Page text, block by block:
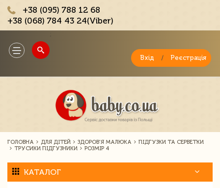
+38 (095) 788 12 68
+38 (068) 784 43 24(Viber)
Toggle
navigation
Вхід / Реєстрація
ГОЛОВНА ДЛЯ ДІТЕЙ ЗДОРОВ'Я МАЛЮКА
ПІДГУЗКИ ТА СЕРВЕТКИ
ТРУСИКИ ПІДГУЗНИКИ
РОЗМІР 4
КАТАЛОГ